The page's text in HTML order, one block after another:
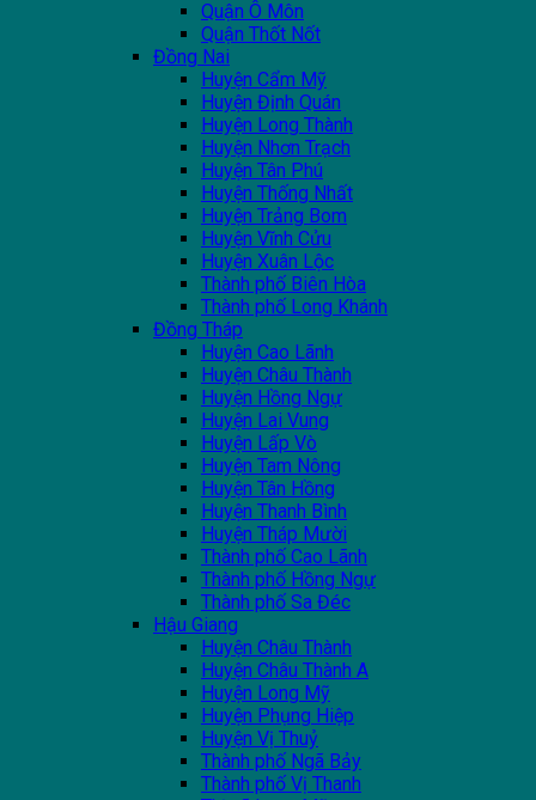
Quận Ô Môn
Quận Thốt Nốt
Đồng Nai
Huyện Cẩm Mỹ
Huyện Định Quán
Huyện Long Thành
Huyện Nhơn Trạch
Huyện Tân Phú
Huyện Thống Nhất
Huyện Trảng Bom
Huyện Vĩnh Cửu
Huyện Xuân Lộc
Thành phố Biên Hòa
Thành phố Long Khánh
Đồng Tháp
Huyện Cao Lãnh
Huyện Châu Thành
Huyện Hồng Ngự
Huyện Lai Vung
Huyện Lấp Vò
Huyện Tam Nông
Huyện Tân Hồng
Huyện Thanh Bình
Huyện Tháp Mười
Thành phố Cao Lãnh
Thành phố Hồng Ngự
Thành phố Sa Đéc
Hậu Giang
Huyện Châu Thành
Huyện Châu Thành A
Huyện Long Mỹ
Huyện Phụng Hiệp
Huyện Vị Thuỷ
Thành phố Ngã Bảy
Thành phố Vị Thanh